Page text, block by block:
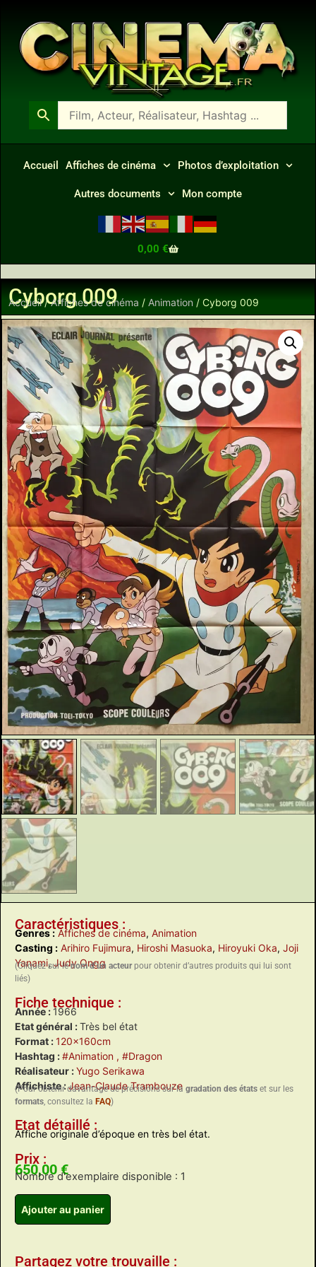
Accueil Affiches de cinéma Photos d’exploitation
Autres documents Mon compte
0,00 €
Cyborg 009
Accueil/Affiches de cinéma / Animation / Cyborg 009
Caractéristiques :
Genres : Affiches de cinéma, Animation
Casting : Arihiro Fujimura, Hiroshi Masuoka, Hiroyuki Oka, Joji
Yanami,Judy Ongg
(Cliquez sur lenom d’un acteurpour obtenir d’autres produits qui lui sont
liés)
Fiche technique :
Année : 1966
Etat général :Très bel état
Format :120x160cm
Hashtag :#Animation , #Dragon
Réalisateur :Yugo Serikawa
Affichiste :Jean-Claude Trambouze
(Pour obtenir davantage de précisions sur la gradation des états et sur les
formats , consultez la FAQ)
Etat détaillé :
Affiche originale d’époque en très bel état.
Prix :
650,00 €
Nombre d'exemplaire disponible : 1
Ajouter au panier
Partagez votre trouvaille :